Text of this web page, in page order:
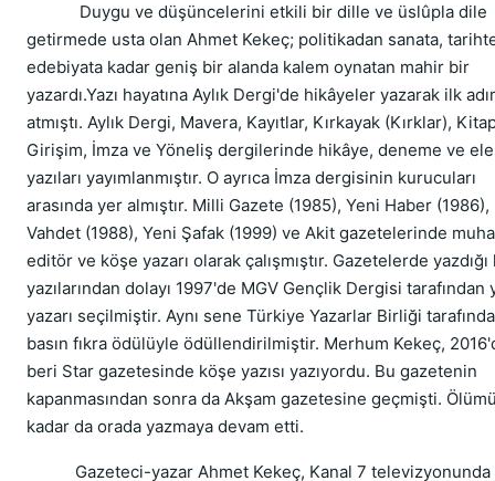
Duygu ve düşüncelerini etkili bir dille ve üslûpla dile
getirmede usta olan Ahmet Kekeç; politikadan sanata,
edebiyata kadar geniş bir alanda kalem oynatan mahir bir
yazardı.Yazı hayatına Aylık Dergi'de hikâyeler yazarak ilk
atmıştı. Aylık Dergi, Mavera, Kayıtlar, Kırkayak (Kırklar),
Girişim, İmza ve Yöneliş dergilerinde hikâye, deneme ve
yazıları yayımlanmıştır. O ayrıca İmza dergisinin kurucuları
arasında yer almıştır. Milli Gazete (1985), Yeni Haber (1986),
Vahdet (1988), Yeni Şafak (1999) ve Akit gazetelerinde
editör ve köşe yazarı olarak çalışmıştır. Gazetelerde
yazılarından dolayı 1997'de MGV Gençlik Dergisi tarafından
yazarı seçilmiştir. Aynı sene Türkiye Yazarlar Birliği
basın fıkra ödülüyle ödüllendirilmiştir. Merhum Kekeç,
beri Star gazetesinde köşe yazısı yazıyordu. Bu gazetenin
kapanmasından sonra da Akşam gazetesine geçmişti.
kadar da orada yazmaya devam etti.
Gazeteci-yazar Ahmet Kekeç, Kanal 7 televizyonunda